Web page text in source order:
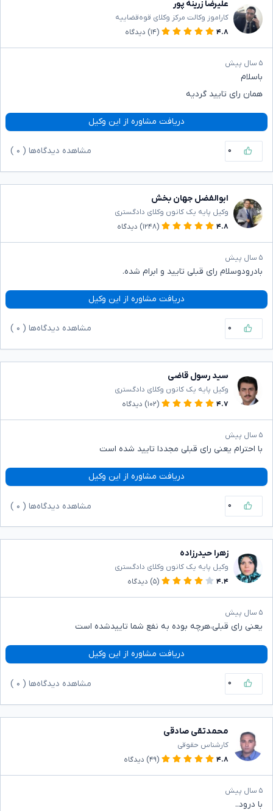
علیرضا زرینه پور
کاراموز وکالت مرکز وکلای قوه‌قضاییه
۴.۸
(۱۴) دیدگاه
۵ سال پیش
باسلام
همان رای تایید گردیه
دریافت مشاوره از این وکیل
۰ مشاهده دیدگاه‌ها ( ۰
ابوالفضل جهان بخش
وکیل پایه یک کانون وکلای دادگستری
۴.۸
(۱۲۴۸) دیدگاه
۵ سال پیش
بادرودوسلام رای قبلی تایید و ابرام شده.
دریافت مشاوره از این وکیل
۰ مشاهده دیدگاه‌ها ( ۰
سید رسول قاضی
وکیل پایه یک کانون وکلای دادگستری
۴.۷
(۱۰۲) دیدگاه
۵ سال پیش
با احترام یعنی رای قبلی مجددا تایید شده است
دریافت مشاوره از این وکیل
۰ مشاهده دیدگاه‌ها ( ۰
زهرا حیدرزاده
وکیل پایه یک کانون وکلای دادگستری
۴.۴
(۵) دیدگاه
۵ سال پیش
یعنی رای قبلی،هرچه بوده به نفع شما تاییدشده است
دریافت مشاوره از این وکیل
۰ مشاهده دیدگاه‌ها ( ۰
محمدتقی صادقی
کارشناس حقوقی
۴.۸
(۴۹) دیدگاه
۵ سال پیش
با درود..